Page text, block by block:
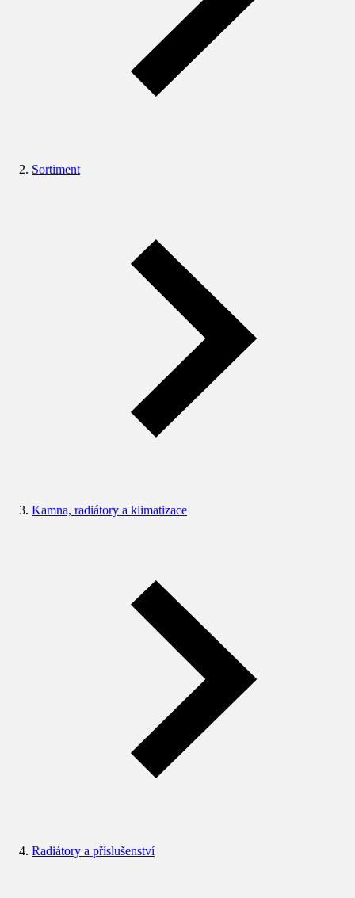
Sortiment
Kamna, radiátory a klimatizace
Radiátory a příslušenství